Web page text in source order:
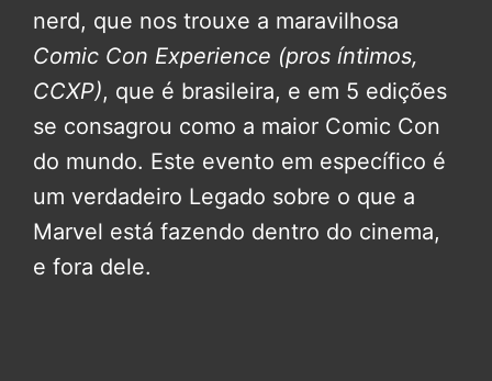
nerd, que nos trouxe a maravilhosa
Comic Con Experience (pros íntimos,
CCXP), que é brasileira, e em 5 edições
se consagrou como a maior Comic Con
do mundo. Este evento em específico é
um verdadeiro Legado sobre o que a
Marvel está fazendo dentro do cinema,
e fora dele.